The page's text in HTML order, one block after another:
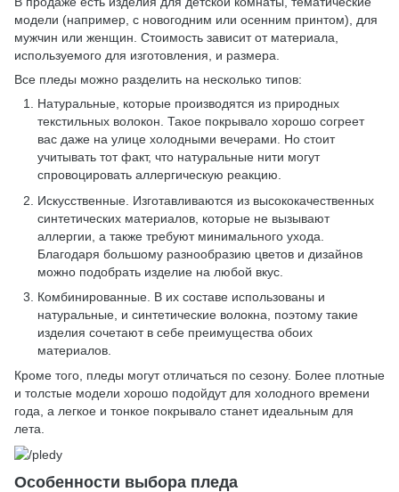
модели (например, с новогодним или осенним принтом), для
мужчин или женщин. Стоимость зависит от материала,
используемого для изготовления, и размера.
Все пледы можно разделить на несколько типов:
Натуральные, которые производятся из природных
текстильных волокон. Такое покрывало хорошо согреет
вас даже на улице холодными вечерами. Но стоит
учитывать тот факт, что натуральные нити могут
спровоцировать аллергическую реакцию.
Искусственные. Изготавливаются из высококачественных
синтетических материалов, которые не вызывают
аллергии, а также требуют минимального ухода.
Благодаря большому разнообразию цветов и дизайнов
можно подобрать изделие на любой вкус.
Комбинированные. В их составе использованы и
натуральные, и синтетические волокна, поэтому такие
изделия сочетают в себе преимущества обоих
материалов.
Кроме того, пледы могут отличаться по сезону. Более плотные
и толстые модели хорошо подойдут для холодного времени
года, а легкое и тонкое покрывало станет идеальным для
лета.
Особенности выбора пледа